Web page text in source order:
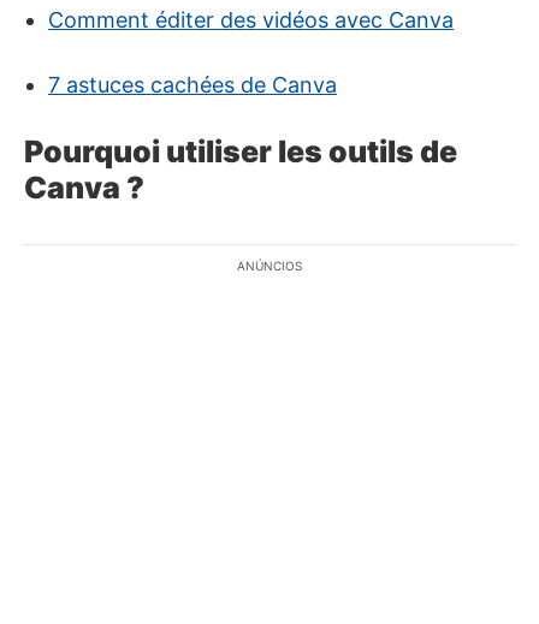
Comment éditer des vidéos avec Canva
7 astuces cachées de Canva
Pourquoi utiliser les outils de
Canva ?
ANÚNCIOS